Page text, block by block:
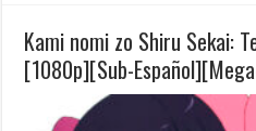
Kami nomi zo Shiru Sekai:
[1080p][Sub-